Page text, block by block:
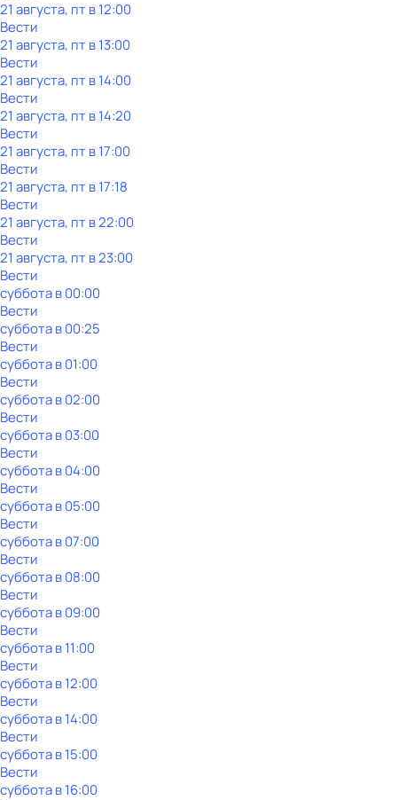
21 августа, пт в 12:00
Вести
21 августа, пт в 13:00
Вести
21 августа, пт в 14:00
Вести
21 августа, пт в 14:20
Вести
21 августа, пт в 17:00
Вести
21 августа, пт в 17:18
Вести
21 августа, пт в 22:00
Вести
21 августа, пт в 23:00
Вести
субботав00:00
Вести
субботав00:25
Вести
субботав01:00
Вести
субботав02:00
Вести
субботав03:00
Вести
субботав04:00
Вести
субботав05:00
Вести
субботав07:00
Вести
субботав08:00
Вести
субботав09:00
Вести
субботав11:00
Вести
субботав12:00
Вести
субботав14:00
Вести
субботав15:00
Вести
субботав16:00